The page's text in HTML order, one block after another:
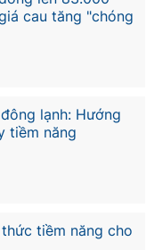
cau tăng "chóng
lạnh: Hướng
tiềm năng
tiềm năng cho